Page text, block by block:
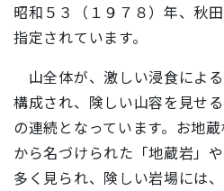
昭和５３（１９７８）年、秋
指定されています。
山全体が、激しい浸食によ
構成され、険しい山容を見せ
の連続となっています。お地
から名づけられた「地蔵岩」
多く見られ、険しい岩場には